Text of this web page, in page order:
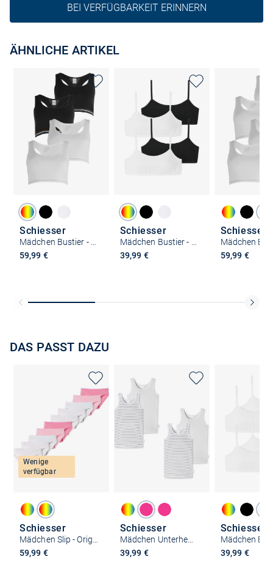
BEI VERFÜGBARKEIT ERINNERN
ÄHNLICHE ARTIKEL
Schiesser
Mädchen Bustier - Long Life Rib
59,99 €
Schiesser
Mädchen Bustier - 95/5 Organic Cotton
39,99 €
Schiesser
59,99 €
DAS PASST DAZU
Wenige
verfügbar
Schiesser
59,99 €
Schiesser
39,99 €
Schiesser
39,99 €